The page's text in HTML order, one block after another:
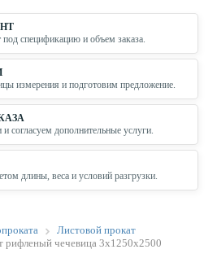
спецификацию и объем заказа.
измерения и подготовим предложение.
согласуем дополнительные услуги.
длины, веса и условий разгрузки.
Листовой прокат
рифленый чечевица 3х1250х2500